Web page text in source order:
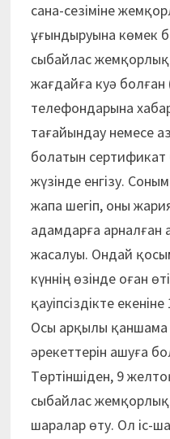
сана-сезіміне
ұғындыруына көмек
сыбайлас жемқорлық
жағдайға куә болған
телефондарына
тағайындау немесе
болатын сертификат
жүзінде енгізу.
жапа шегіп, оны
адамдарға
жасалуы. Ондай
күннің өзінде оған
қауіпсіздікте
Осы арқылы қаншама
әрекеттерін ашуға
Төртіншіден, 9
сыбайлас
шаралар өту. Ол іс-